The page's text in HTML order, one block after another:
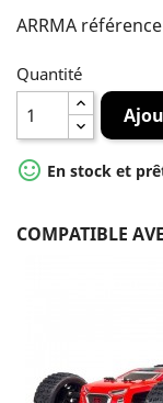
ARRMA
Quantité
 En stock et
COMPATIBLE